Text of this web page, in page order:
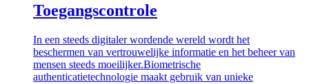
Toegangscontrole
In een steeds digitaler wordende wereld wordt het
beschermen van vertrouwelijke informatie en het beheer van
mensen steeds moeilijker.Biometrische
authenticatietechnologie maakt gebruik van unieke